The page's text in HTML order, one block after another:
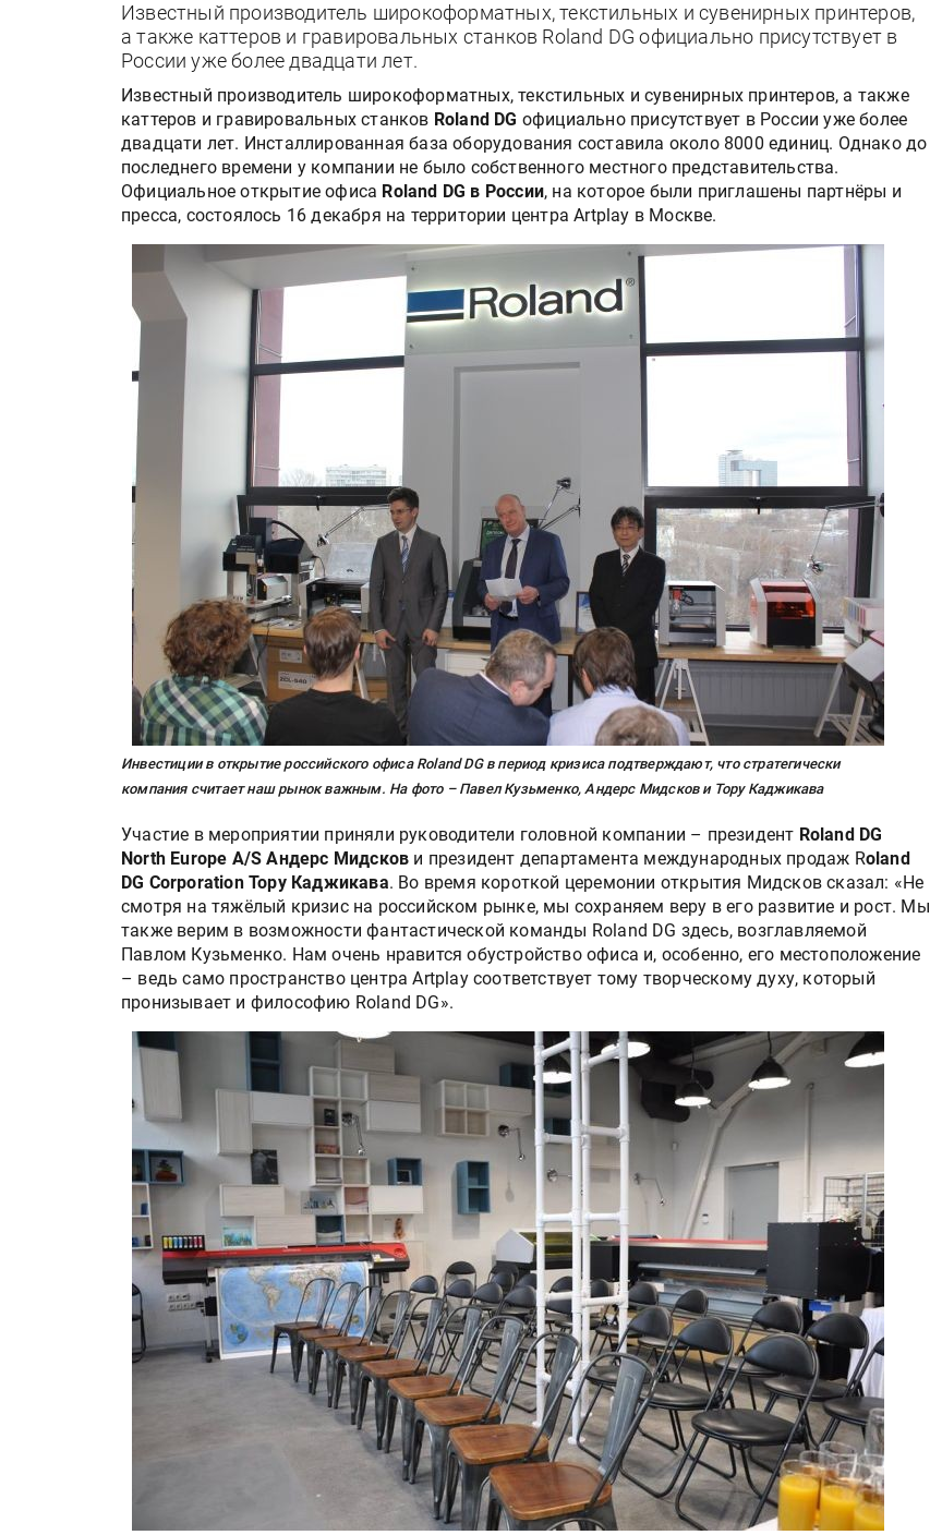
Известный производитель широкоформатных, текстильных и сувенирных принтеров,
а также каттеров и гравировальных станков Roland DG официально присутствует в
России уже более двадцати лет.
Известный производитель широкоформатных, текстильных и сувенирных принтеров, а также
каттеров и гравировальных станков Roland DG официально присутствует в России уже более
двадцати лет. Инсталлированная база оборудования составила около 8000 единиц. Однако до
последнего времени у компании не было собственного местного представительства.
Официальное открытие офиса Roland DG в России, на которое были приглашены партнёры и
пресса, состоялось 16 декабря на территории центра Artplay в Москве.
Инвестиции в открытие российского офиса Roland DG в период кризиса подтверждают, что стратегически
компания считает наш рынок важным. На фото – Павел Кузьменко, Андерс Мидсков и Тору Каджикава
Участие в мероприятии приняли руководители головной компании – президент Roland DG
North Europe A/S Андерс Мидсков и президент департамента международных продаж Roland
DG Corporation Тору Каджикава. Во время короткой церемонии открытия Мидсков сказал: «Не
смотря на тяжёлый кризис на российском рынке, мы сохраняем веру в его развитие и рост. Мы
также верим в возможности фантастической команды Roland DG здесь, возглавляемой
Павлом Кузьменко. Нам очень нравится обустройство офиса и, особенно, его местоположение
– ведь само пространство центра Artplay соответствует тому творческому духу, который
пронизывает и философию Roland DG».